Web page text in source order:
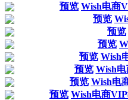
预览 Wish电商
预览
预览
预览
预览 Wish
预览 Wish
预览 Wish电
预览 Wish电商